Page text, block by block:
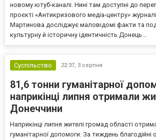
новому ютуб-каналі. Нині там доступні до
проєкті «Антикризового медіа-центру»
Мартинова досліджує маловідомі факти та
культурну й історичну ідентичність Донець...
Суспільство 22:37, 3 серпня
81,6 тонни гуманітарної
наприкінці липня отримали
Донеччини
Наприкінці липня жителі громад області
гуманітарної допомоги. За тиждень благодійні